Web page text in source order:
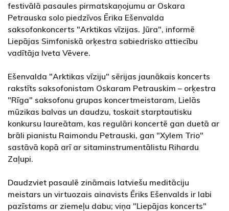
festivālā pasaules pirmatskaņojumu ar Oskara
Petrauska solo piedzīvos Ērika Ešenvalda
saksofonkoncerts "Arktikas vīzijas. Jūra", informē
Liepājas Simfoniskā orķestra sabiedrisko attiecību
vadītāja Iveta Vēvere.
Ešenvalda "Arktikas vīziju" sērijas jaunākais koncerts
rakstīts saksofonistam Oskaram Petrauskim – orķestra
"Rīga" saksofonu grupas koncertmeistaram, Lielās
mūzikas balvas un daudzu, toskait starptautisku
konkursu laureātam, kas regulāri koncertē gan duetā ar
brāli pianistu Raimondu Petrauski, gan "Xylem Trio"
sastāvā kopā arī ar sitaminstrumentālistu Rihardu
Zaļupi.
Daudzviet pasaulē zināmais latviešu meditāciju
meistars un virtuozais ainavists Ēriks Ešenvalds ir labi
pazīstams ar ziemeļu dabu; viņa "Liepājas koncerts"